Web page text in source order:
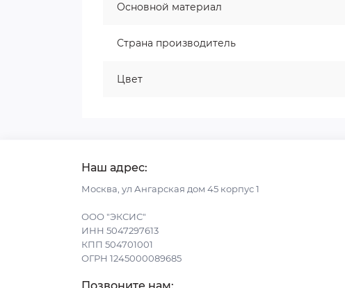
Основной материал
Страна производитель
Цвет
Наш адрес:
Москва, ул Ангарская дом 45 корпус 1
ООО "ЭКСИС"
ИНН 5047297613
КПП 504701001
ОГРН 1245000089685